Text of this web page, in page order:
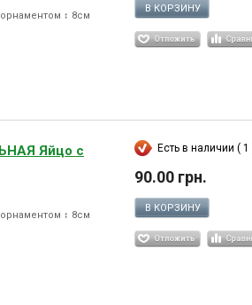
↕ 8см
В КОРЗИНУ
Яйцо с
↕ 8см
Есть в наличии ( 1
90.00 грн.
В КОРЗИНУ